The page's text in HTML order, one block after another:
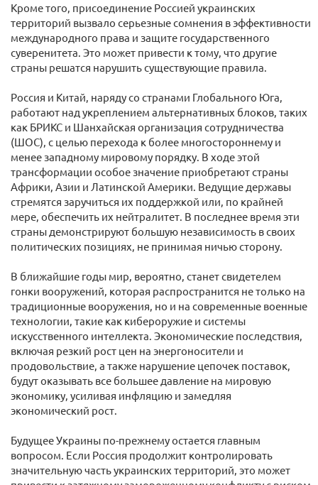
Кроме того, присоединение Россией украинских
территорий вызвало серьезные сомнения в эффективности
международного права и защите государственного
суверенитета. Это может привести к тому, что другие
страны решатся нарушить существующие правила.
Россия и Китай, наряду со странами Глобального Юга,
работают над укреплением альтернативных блоков, таких
как БРИКС и Шанхайская организация сотрудничества
(ШОС), с целью перехода к более многостороннему и
менее западному мировому порядку. В ходе этой
трансформации особое значение приобретают страны
Африки, Азии и Латинской Америки. Ведущие державы
стремятся заручиться их поддержкой или, по крайней
мере, обеспечить их нейтралитет. В последнее время эти
страны демонстрируют большую независимость в своих
политических позициях, не принимая ничью сторону.
В ближайшие годы мир, вероятно, станет свидетелем
гонки вооружений, которая распространится не только на
традиционные вооружения, но и на современные военные
технологии, такие как кибероружие и системы
искусственного интеллекта. Экономические последствия,
включая резкий рост цен на энергоносители и
продовольствие, а также нарушение цепочек поставок,
будут оказывать все большее давление на мировую
экономику, усиливая инфляцию и замедляя
экономический рост.
Будущее Украины по-прежнему остается главным
вопросом. Если Россия продолжит контролировать
значительную часть украинских территорий, это может